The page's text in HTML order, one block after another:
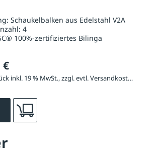
Schaukelbalken aus Edelstahl V2A
4
100%-zertifiziertes Bilinga
€
5.527,55 € / Stück inkl. 19 % MwSt., zzgl. evtl. Versandkosten